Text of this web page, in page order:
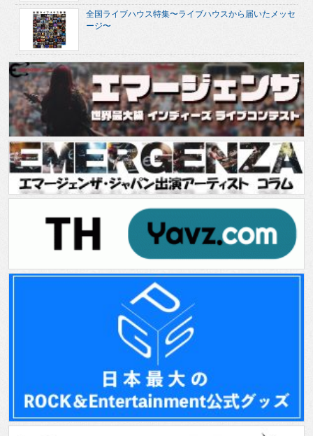
全国ライブハウス特集〜ライブハウスから届いたメッセ
ージ〜